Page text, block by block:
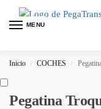
MENU
Inicio / COCHES / Pegatina
Pegatina